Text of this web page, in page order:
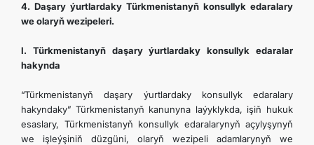
4. Daşary ýurtlardaky Türkmenistanyň konsullyk edaralary
we olaryň wezipeleri.
I. Türkmenistanyň daşary ýurtlardaky konsullyk edaralar
hakynda
“Türkmenistanyň daşary ýurtlardaky konsullyk edaralary
hakyndaky” Türkmenistanyň kanunyna laýyklykda, işiň hukuk
esaslary, Türkmenistanyň konsullyk edaralarynyň açylyşynyň
we işleýşiniň düzgüni, olaryň wezipeli adamlarynyň we